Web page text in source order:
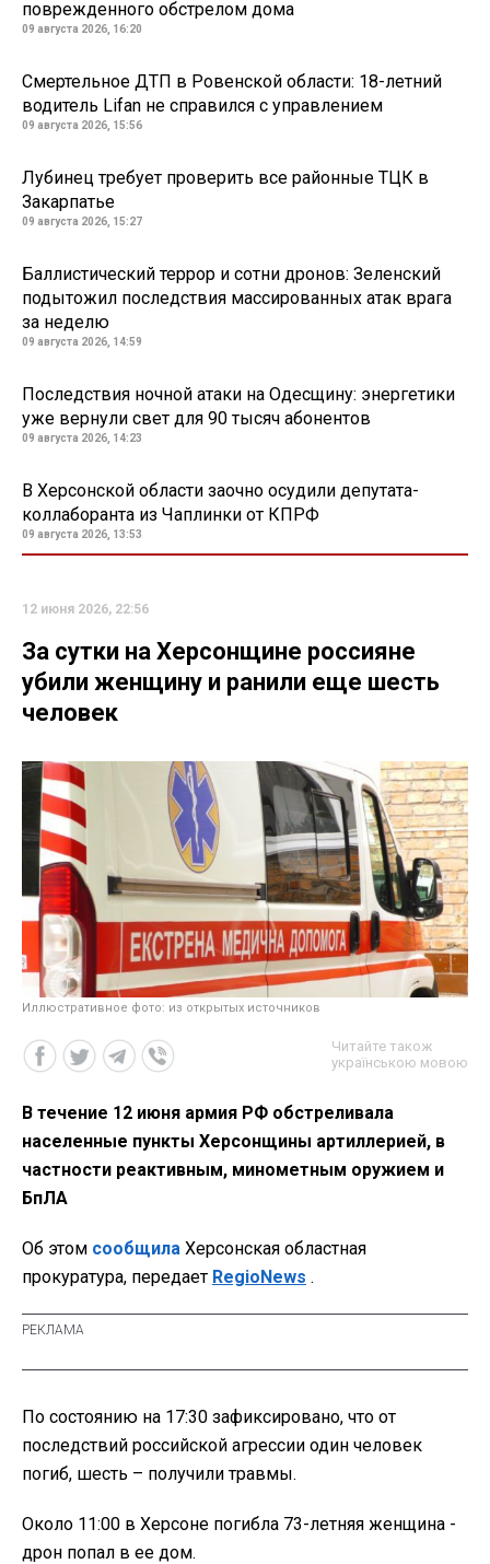
поврежденного обстрелом дома
09 августа 2026, 16:20
Смертельное ДТП в Ровенской области: 18-летний
водитель Lifan не справился с управлением
09 августа 2026, 15:56
Лубинец требует проверить все районные ТЦК в
Закарпатье
09 августа 2026, 15:27
Баллистический террор и сотни дронов: Зеленский
подытожил последствия массированных атак врага
за неделю
09 августа 2026, 14:59
Последствия ночной атаки на Одесщину: энергетики
уже вернули свет для 90 тысяч абонентов
09 августа 2026, 14:23
В Херсонской области заочно осудили депутата-
коллаборанта из Чаплинки от КПРФ
09 августа 2026, 13:53
12 июня 2026, 22:56
За сутки на Херсонщине россияне
убили женщину и ранили еще шесть
человек
Иллюстративное фото: из открытых источников
Читайте також
українською мовою
В течение 12 июня армия РФ обстреливала
населенные пункты Херсонщины артиллерией, в
частности реактивным, минометным оружием и
БпЛА
Об этом сообщила Херсонская областная
прокуратура, передает RegioNews .
По состоянию на 17:30 зафиксировано, что от
последствий российской агрессии один человек
погиб, шесть – получили травмы.
Около 11:00 в Херсоне погибла 73-летняя женщина -
дрон попал в ее дом.